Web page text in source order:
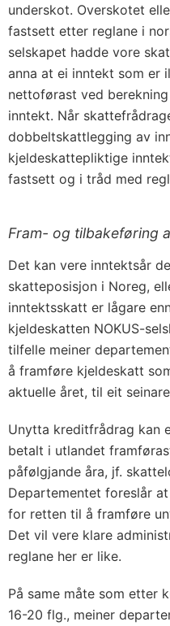
underskot. Overskotet
fastsett etter reglane i
selskapet hadde vore
anna at ei inntekt som er
nettoførast ved
inntekt. Når
dobbeltskattlegging av
kjeldeskattepliktige
fastsett og i tråd med
Fram- og tilbakeføring
Det kan vere inntektsår
skatteposisjon i Noreg,
inntektsskatt er lågare
kjeldeskatten NOKUS-
tilfelle meiner
å framføre kjeldeskatt
aktuelle året, til eit
Unytta kreditfrådrag kan
betalt i utlandet
påfølgjande åra, jf.
Departementet foreslår
for retten til å framføre
Det vil vere klare
reglane her er like.
På same måte som etter
16-20 flg., meiner